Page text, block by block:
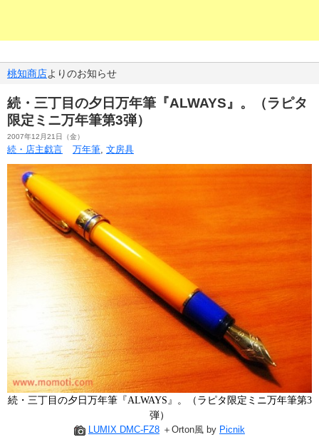
桃知商店よりのお知らせ
続・三丁目の夕日万年筆『ALWAYS』。（ラピタ
限定ミニ万年筆第3弾）
2007年12月21日（金）
続・店主戯言 万年筆, 文房具
続・三丁目の夕日万年筆『ALWAYS』。（ラピタ限定ミニ万年筆第3
弾）
LUMIX DMC-FZ8 ＋Orton風 by Picnik